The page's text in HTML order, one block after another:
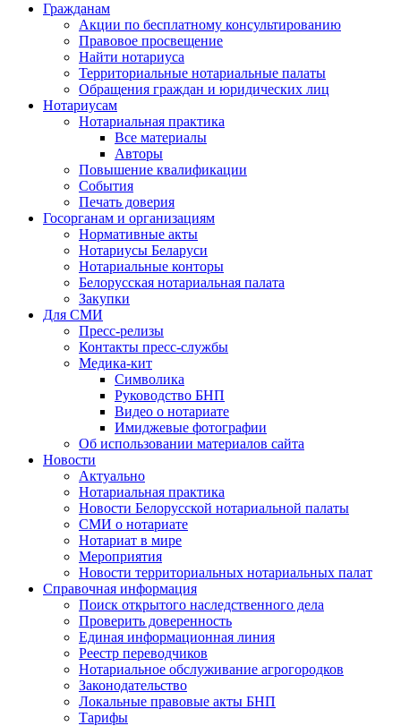
Гражданам
Акции по бесплатному консультированию
Правовое просвещение
Найти нотариуса
Территориальные нотариальные палаты
Обращения граждан и юридических лиц
Нотариусам
Нотариальная практика
Все материалы
Авторы
Повышение квалификации
События
Печать доверия
Госорганам и организациям
Нормативные акты
Нотариусы Беларуси
Нотариальные конторы
Белорусская нотариальная палата
Закупки
Для СМИ
Пресс-релизы
Контакты пресс-службы
Медика-кит
Символика
Руководство БНП
Видео о нотариате
Имиджевые фотографии
Об использовании материалов сайта
Новости
Актуально
Нотариальная практика
Новости Белорусской нотариальной палаты
СМИ о нотариате
Нотариат в мире
Мероприятия
Новости территориальных нотариальных палат
Справочная информация
Поиск открытого наследственного дела
Проверить доверенность
Единая информационная линия
Реестр переводчиков
Нотариальное обслуживание агрогородков
Законодательство
Локальные правовые акты БНП
Тарифы